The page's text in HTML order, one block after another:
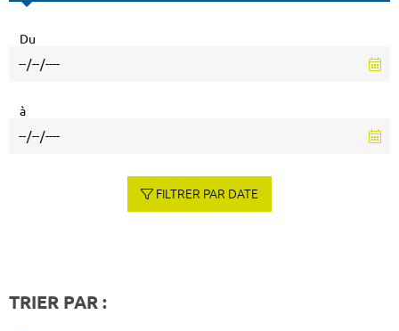
Du
à
FILTRER PAR DATE
TRIER PAR :